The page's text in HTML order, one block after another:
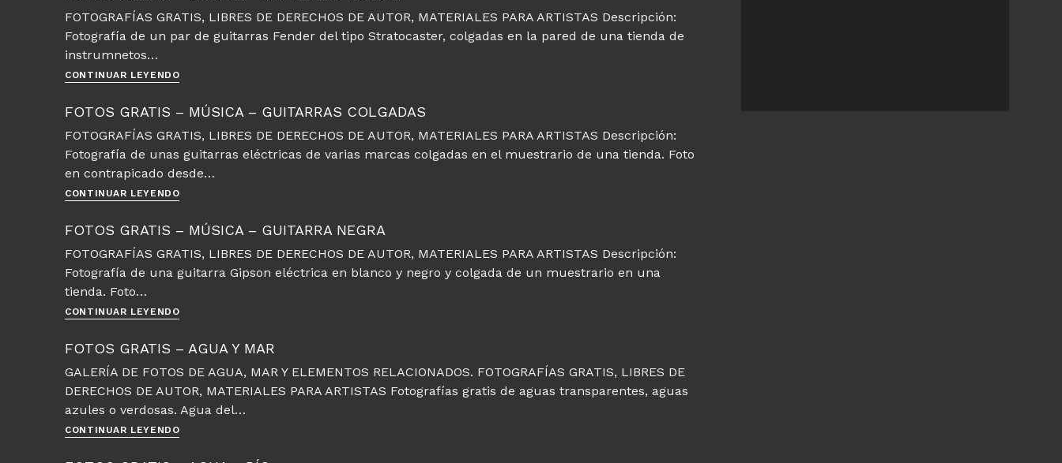
–
Guitarras
la
tienda
FOTOGRAFÍAS GRATIS, LIBRES DE DERECHOS DE AUTOR, MATERIALES PARA ARTISTAS Descripción:
Fotografía de un par de guitarras Fender del tipo Stratocaster, colgadas en la pared de una tienda de
instrumnetos…
CONTINUAR LEYENDOFotos
–
Guitarras
Fender
FOTOS GRATIS – MÚSICA – GUITARRAS COLGADAS
FOTOGRAFÍAS GRATIS, LIBRES DE DERECHOS DE AUTOR, MATERIALES PARA ARTISTAS Descripción:
Fotografía de unas guitarras eléctricas de varias marcas colgadas en el muestrario de una tienda. Foto
en contrapicado desde…
CONTINUAR LEYENDOFotos
–
Guitarras
FOTOS GRATIS – MÚSICA – GUITARRA NEGRA
FOTOGRAFÍAS GRATIS, LIBRES DE DERECHOS DE AUTOR, MATERIALES PARA ARTISTAS Descripción:
Fotografía de una guitarra Gipson eléctrica en blanco y negro y colgada de un muestrario en una
tienda. Foto…
CONTINUAR LEYENDOFotos
–
Guitarra
Negra
FOTOS GRATIS – AGUA Y MAR
GALERÍA DE FOTOS DE AGUA, MAR Y ELEMENTOS RELACIONADOS. FOTOGRAFÍAS GRATIS, LIBRES DE
DERECHOS DE AUTOR, MATERIALES PARA ARTISTAS Fotografías gratis de aguas transparentes, aguas
azules o verdosas. Agua del…
CONTINUAR LEYENDOFotos